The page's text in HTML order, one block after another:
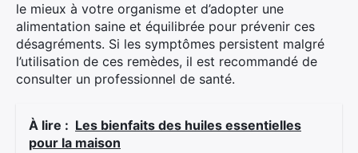
le mieux à votre organisme et d’adopter une
alimentation saine et équilibrée pour prévenir ces
désagréments. Si les symptômes persistent malgré
l’utilisation de ces remèdes, il est recommandé de
consulter un professionnel de santé.
À lire : Les bienfaits des huiles essentielles
pour la maison